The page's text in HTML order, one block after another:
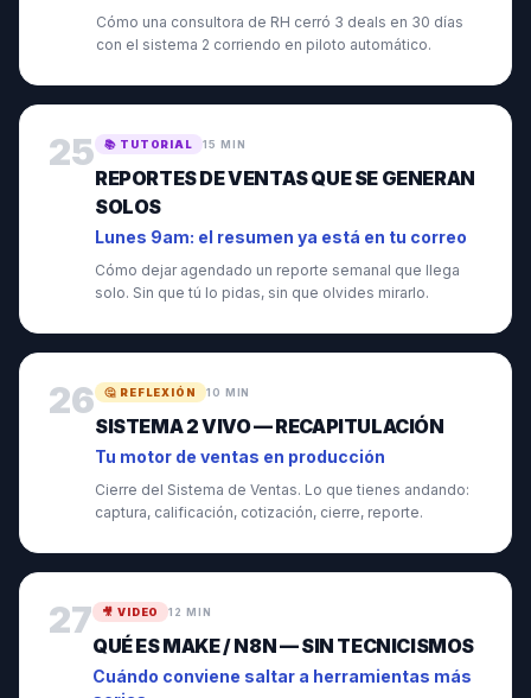
Cómo una consultora de RH cerró 3 deals en 30 días
con el sistema 2 corriendo en piloto automático.
25 📚 TUTORIAL 15 MIN
REPORTES DE VENTAS QUE SE GENERAN
SOLOS
Lunes 9am: el resumen ya está en tu correo
Cómo dejar agendado un reporte semanal que llega
solo. Sin que tú lo pidas, sin que olvides mirarlo.
26 🤔 REFLEXIÓN 10 MIN
SISTEMA 2 VIVO — RECAPITULACIÓN
Tu motor de ventas en producción
Cierre del Sistema de Ventas. Lo que tienes andando:
captura, calificación, cotización, cierre, reporte.
27 🎥 VIDEO 12 MIN
QUÉ ES MAKE / N8N — SIN TECNICISMOS
Cuándo conviene saltar a herramientas más